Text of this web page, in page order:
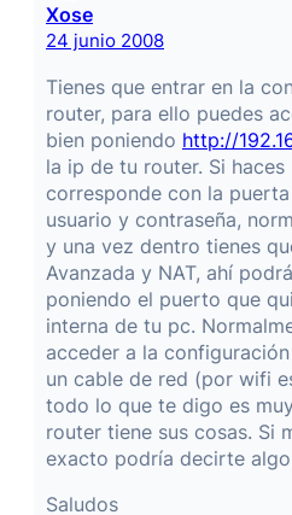
Xose
24 junio 2008
Tienes que entrar en la
router, para ello puedes
bien poniendo http://
la ip de tu router. Si
corresponde con la
usuario y contraseña,
y una vez dentro tienes
Avanzada y NAT, ahí
poniendo el puerto que
interna de tu pc.
acceder a la
un cable de red (por wifi
todo lo que te digo es
router tiene sus cosas. Si
exacto podría decirte
Saludos